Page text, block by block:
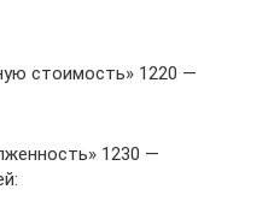
стоимость» 1220 —
1230 —